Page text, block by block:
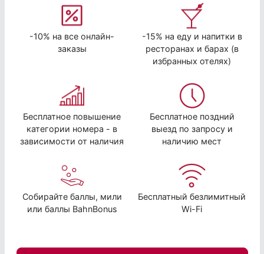
-10% на все онлайн-
заказы
-15% на еду и напитки в
ресторанах и барах (в
избранных отелях)
Бесплатное повышение
категории номера - в
зависимости от наличия
Бесплатное поздний
выезд по запросу и
наличию мест
Собирайте баллы, мили
или баллы BahnBonus
Бесплатный безлимитный
Wi-Fi